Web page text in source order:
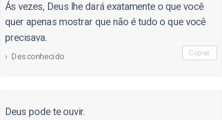
Ás vezes, Deus lhe dará exatamente o que você
quer apenas mostrar que não é tudo o que você
precisava.
Desconhecido Copiar
Deus pode te ouvir.